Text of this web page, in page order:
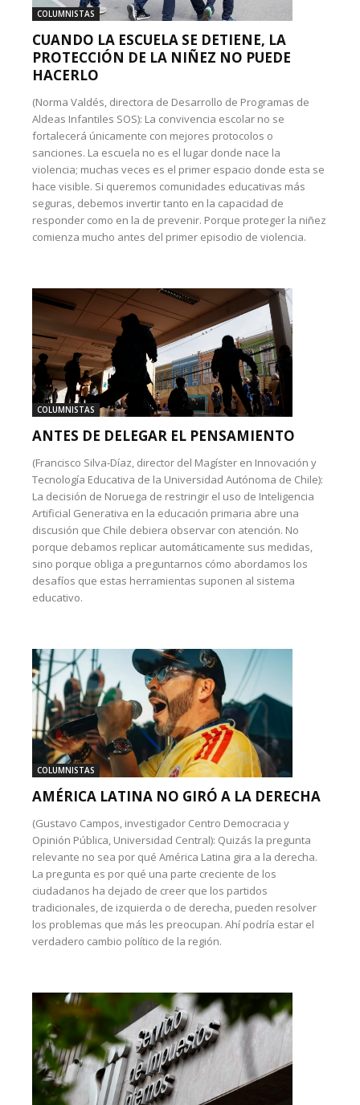
COLUMNISTAS
CUANDO LA ESCUELA SE DETIENE, LA
PROTECCIÓN DE LA NIÑEZ NO PUEDE
HACERLO
(Norma Valdés, directora de Desarrollo de Programas de
Aldeas Infantiles SOS): La convivencia escolar no se
fortalecerá únicamente con mejores protocolos o
sanciones. La escuela no es el lugar donde nace la
violencia; muchas veces es el primer espacio donde esta se
hace visible. Si queremos comunidades educativas más
seguras, debemos invertir tanto en la capacidad de
responder como en la de prevenir. Porque proteger la niñez
comienza mucho antes del primer episodio de violencia.
COLUMNISTAS
ANTES DE DELEGAR EL PENSAMIENTO
(Francisco Silva-Díaz, director del Magíster en Innovación y
Tecnología Educativa de la Universidad Autónoma de Chile):
La decisión de Noruega de restringir el uso de Inteligencia
Artificial Generativa en la educación primaria abre una
discusión que Chile debiera observar con atención. No
porque debamos replicar automáticamente sus medidas,
sino porque obliga a preguntarnos cómo abordamos los
desafíos que estas herramientas suponen al sistema
educativo.
COLUMNISTAS
AMÉRICA LATINA NO GIRÓ A LA DERECHA
(Gustavo Campos, investigador Centro Democracia y
Opinión Pública, Universidad Central): Quizás la pregunta
relevante no sea por qué América Latina gira a la derecha.
La pregunta es por qué una parte creciente de los
ciudadanos ha dejado de creer que los partidos
tradicionales, de izquierda o de derecha, pueden resolver
los problemas que más les preocupan. Ahí podría estar el
verdadero cambio político de la región.